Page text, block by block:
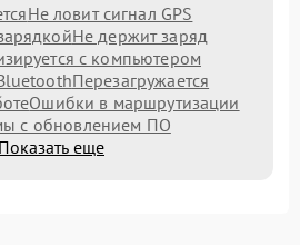
Не ловит сигнал GPS
Не держит заряд
с компьютером
Перезагружается
Ошибки в маршрутизации
с обновлением ПО
Показать еще